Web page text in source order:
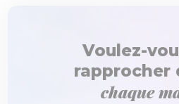
Voulez-
rapprocher
chaque